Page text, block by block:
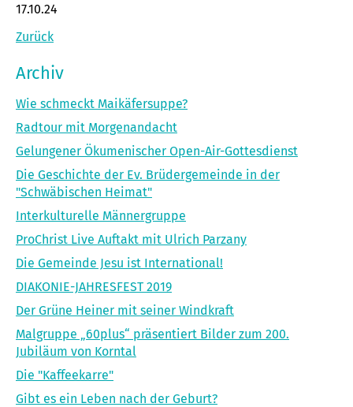
17.10.24
Zurück
Archiv
Wie schmeckt Maikäfersuppe?
Radtour mit Morgenandacht
Gelungener Ökumenischer Open-Air-Gottesdienst
Die Geschichte der Ev. Brüdergemeinde in der
"Schwäbischen Heimat"
Interkulturelle Männergruppe
ProChrist Live Auftakt mit Ulrich Parzany
Die Gemeinde Jesu ist International!
DIAKONIE-JAHRESFEST 2019
Der Grüne Heiner mit seiner Windkraft
Malgruppe „60plus“ präsentiert Bilder zum 200.
Jubiläum von Korntal
Die "Kaffeekarre"
Gibt es ein Leben nach der Geburt?